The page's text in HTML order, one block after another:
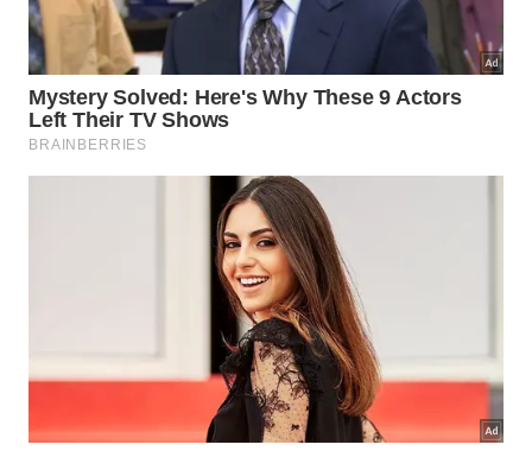
Local: Biblioteca Pública Viriato Corrêa
4
16h – Capitão Bill Jr.(Steamboat Bill Jr., EUA, 1928,
69 min.Dir.: Charles Riesner e
Sinopse: Anos afastados do pai, que é capitão de
um barco a vapor, rapaz volta para visitá-lo.
Quando aquele é sequestrado, o filho decide livrá-lo